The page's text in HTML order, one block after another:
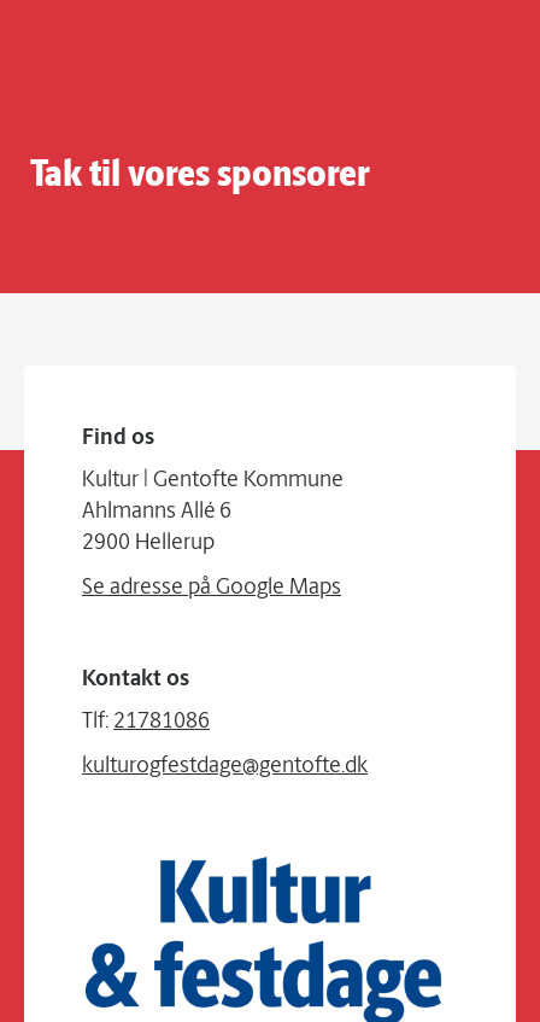
Tak til vores sponsorer
Find os
Kultur | Gentofte Kommune
Ahlmanns Allé 6
2900 Hellerup
Se adresse på Google Maps
Kontakt os
Tlf: 21781086
kulturogfestdage@gentofte.dk